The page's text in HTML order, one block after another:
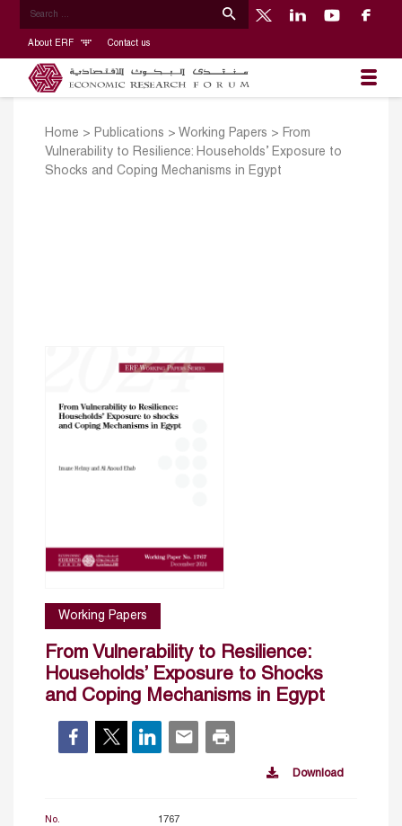
About ERF Contact us
Home > Publications > Working Papers > From
Vulnerability to Resilience: Households’ Exposure to
Shocks and Coping Mechanisms in Egypt
Working Papers
From Vulnerability to Resilience:
Households’ Exposure to Shocks
and Coping Mechanisms in Egypt
Download
No. 1767